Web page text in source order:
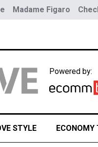
Madame Figaro
Powered by:
STYLE ECONOMY